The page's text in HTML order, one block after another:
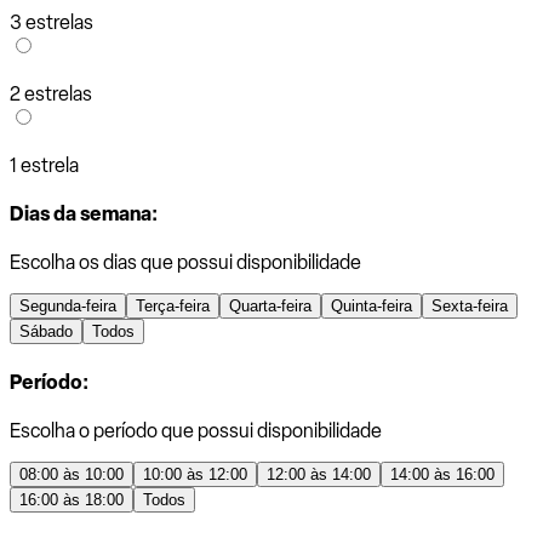
3 estrelas
2 estrelas
1 estrela
Dias da semana:
Escolha os dias que possui disponibilidade
Segunda-feira Terça-feira Quarta-feira Quinta-feira
Sexta-feira
Sábado
Todos
Período:
Escolha o período que possui disponibilidade
08:00 às 10:00 10:00 às 12:00 12:00 às 14:00
14:00 às 16:00
16:00 às 18:00
Todos